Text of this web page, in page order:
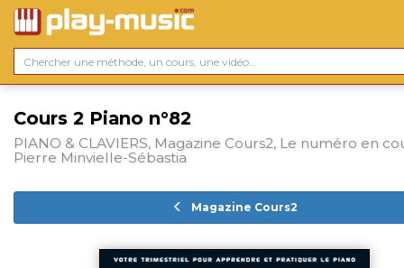
Cours 2 Piano n°82
PIANO & CLAVIERS, Magazine Cours2, Le numéro en
Pierre Minvielle-Sébastia
Magazine Cours2